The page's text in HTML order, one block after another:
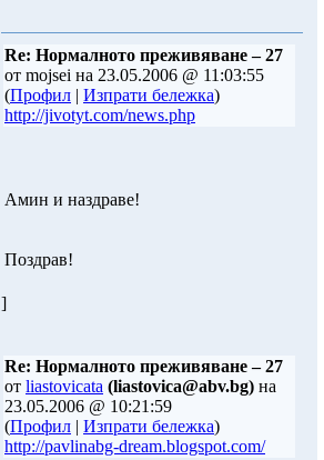
Re: Нормалното преживяване – 27
от mojsei на 23.05.2006 @ 11:03:55
(Профил | Изпрати бележка)
http://jivotyt.com/news.php
Амин и наздраве!
Поздрав!
]
Re: Нормалното преживяване – 27
от liastovicata (liastovica@abv.bg) на
23.05.2006 @ 10:21:59
(Профил | Изпрати бележка)
http://pavlinabg-dream.blogspot.com/